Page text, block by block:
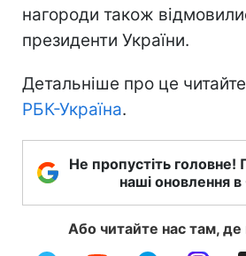
нагороди також
президенти України.
Детальніше про це
РБК-Україна.
Не пропустіть головне!
наші оновлення
Або читайте нас там, де